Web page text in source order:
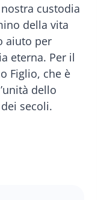
custodia
della vita
aiuto per
eterna. Per il
Figlio, che è
dello
secoli.